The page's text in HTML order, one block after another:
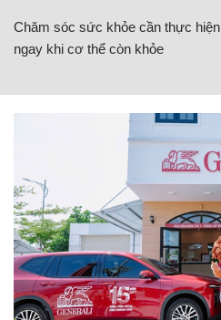
Chăm sóc sức khỏe cần thực hiện
ngay khi cơ thể còn khỏe